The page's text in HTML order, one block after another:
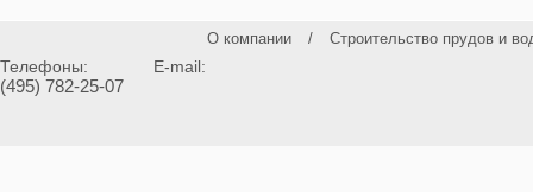
О компании / Строительство прудов и
Телефоны:
(495) 782-25-07
E-mail: